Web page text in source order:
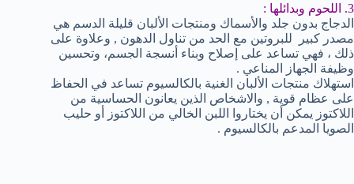
3. اللحوم وبدائلها :
الدجاج بدون جلد والأسماك ومنتجات الألبان قليلة الدسم هي
مصدر كبير للبروتين مع الحد من تناول الدهون , وعلاوة على
ذلك ، فهي تساعد على إصلاح وبناء أنسجة الجسم، وتحسين
وظيفة الجهاز المناعي .
استهلاك منتجات الألبان الغنية بالكالسيوم تساعد في الحفاظ
على عظام قوية , والاشخاص الذين يعانون الحساسية من
اللاكتوز يمكن أن يختاروا اللبن الخالي من اللاكتوز أو حليب
الصويا المدعم بالكالسيوم .